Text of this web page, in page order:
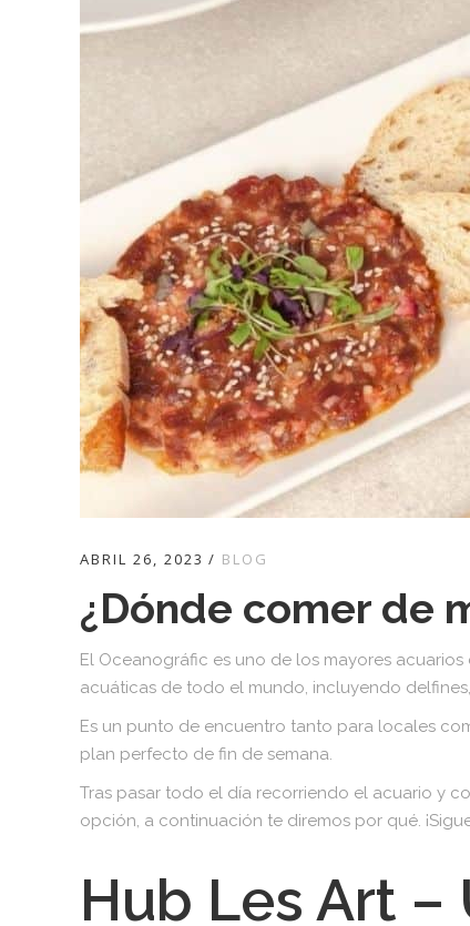
ABRIL 26, 2023 BLOG
¿Dónde comer de
El Oceanográfic es uno de los mayores
acuáticas de todo el mundo, incluyendo
Es un punto de encuentro tanto para locales
plan perfecto de fin de semana.
Tras pasar todo el día recorriendo el acuario y
opción, a continuación te diremos por qué.
Hub Les Art